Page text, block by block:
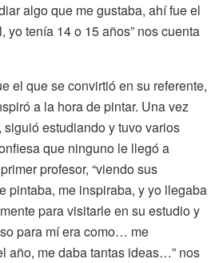
algo que me gustaba, ahí fue el
yo tenía 14 o 15 años” nos cuenta
el que se convirtió en su referente,
a la hora de pintar. Una vez
estudiando y tuvo varios
que ninguno le llegó a
profesor, “viendo sus
pintaba, me inspiraba, y yo llegaba
para visitarle en su estudio y
para mí era como… me
año, me daba tantas ideas…” nos